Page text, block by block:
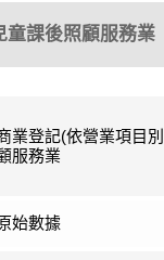
童課後照顧服務業
業登記(依營業項目
服務業
始數據